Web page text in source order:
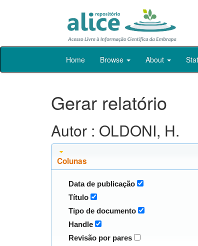
Skip
Home Browse About
Gerar relatório
Autor : OLDONI, H.
Colunas
Data de publicação
Título
Tipo de documento
Handle
Revisão por pares